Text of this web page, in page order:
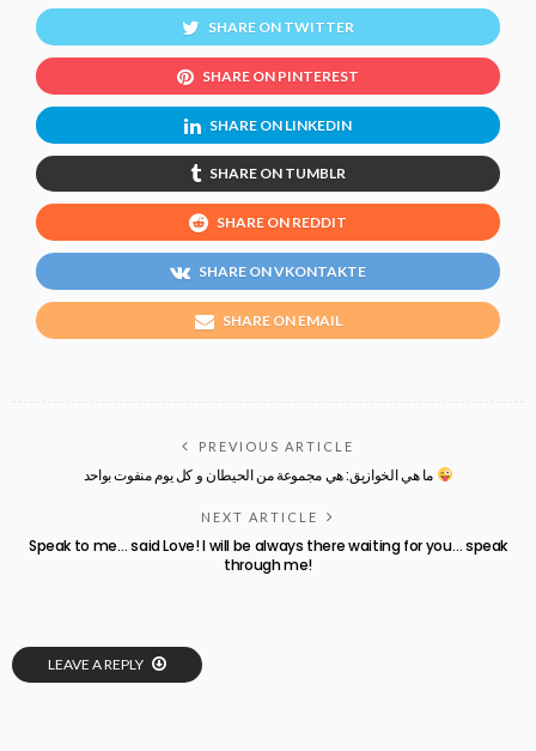
SHARE ON TWITTER
SHARE ON PINTEREST
SHARE ON LINKEDIN
SHARE ON TUMBLR
SHARE ON REDDIT
SHARE ON VKONTAKTE
SHARE ON EMAIL
PREVIOUS ARTICLE
NEXT ARTICLE
Speak to me… said Love! I will be always there waiting for you… speak
through me!
LEAVE A REPLY